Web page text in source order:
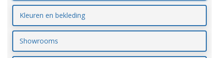
Kleuren en bekleding
Showrooms